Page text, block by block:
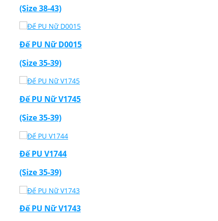
(Size 38-43)
Đế PU Nữ D0015
(Size 35-39)
Đế PU Nữ V1745
(Size 35-39)
Đế PU V1744
(Size 35-39)
Đế PU Nữ V1743